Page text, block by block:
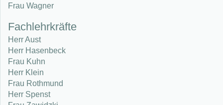
Frau Wagner
Fachlehrkräfte
Herr Aust
Herr Hasenbeck
Frau Kuhn
Herr Klein
Frau Rothmund
Herr Spenst